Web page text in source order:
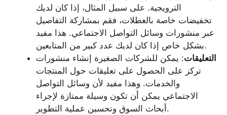
الترويجية. على سبيل المثال، إذا كان لديك
تخفيضات خاصة بالعطلات، فقم بمشاركة التفاصيل
عبر منشورات وسائل التواصل الاجتماعي. هذا مفيد
بشكل خاص إذا كان لديك عدد كبير من المتابعين.
التعليقات: يمكن للشركات الصغيرة إنشاء منشورات
تركز على الحصول على تعليقات حول المنتجات
والخدمات. وهذا مفيد لأن وسائل التواصل
الاجتماعي يمكن أن تكون وسيلة ممتازة لإجراء
أبحاث السوق وتحسين عملية التطوير.